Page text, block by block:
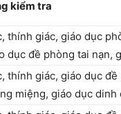
kiểm tra
thính giác, giáo dục
dục đề phòng tai nạn,
thính giác, giáo dục
miệng, giáo dục dinh